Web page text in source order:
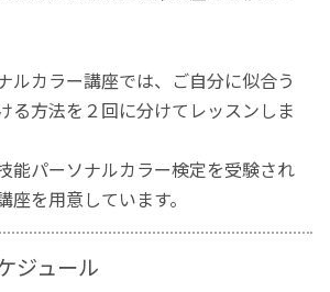
ルカラー講座では、ご自分に似合う
る方法を２回に分けてレッスンしま
能パーソナルカラー検定を受験され
座を用意しています。
ジュール